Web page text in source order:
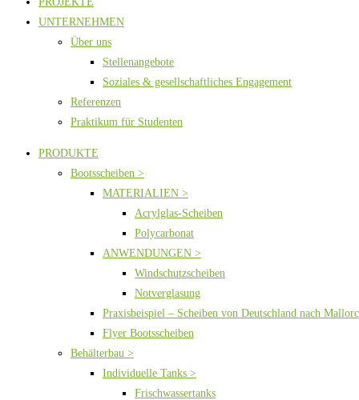
UNTERNEHMEN
Über uns
Stellenangebote
Soziales & gesellschaftliches Engagement
Referenzen
Praktikum für Studenten
PRODUKTE
Bootsscheiben >
MATERIALIEN >
Acrylglas-Scheiben
Polycarbonat
ANWENDUNGEN >
Windschutzscheiben
Notverglasung
Praxisbeispiel – Scheiben von Deutschland nach
Flyer Bootsscheiben
Behälterbau >
Individuelle Tanks >
Frischwassertanks